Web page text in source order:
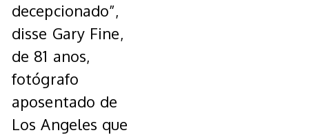
decepcionado”,
disse Gary Fine,
de 81 anos,
fotógrafo
aposentado de
Los Angeles que